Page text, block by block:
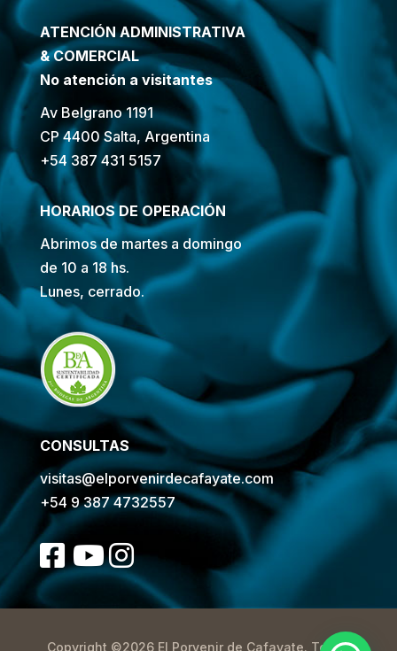
ATENCIÓN ADMINISTRATIVA
& COMERCIAL
No atención a visitantes
Av Belgrano 1191
CP 4400 Salta, Argentina
+54 387 431 5157
HORARIOS DE OPERACIÓN
Abrimos de martes a domingo
de 10 a 18 hs.
Lunes, cerrado.
CONSULTAS
visitas@elporvenirdecafayate.com
+54 9 387 4732557
Copyright ©2026 El Porvenir de Cafayate. Todos